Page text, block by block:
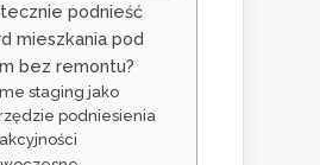
podnieść
mieszkania pod
bez remontu?
staging jako
podniesienia